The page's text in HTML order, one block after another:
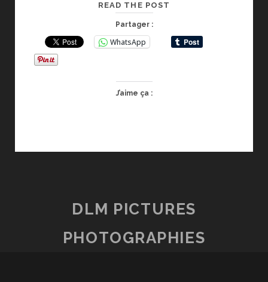
READ THE POST
:
Partager :
WhatsApp
J’aime ça :
DLM PICTURES
PHOTOGRAPHIES